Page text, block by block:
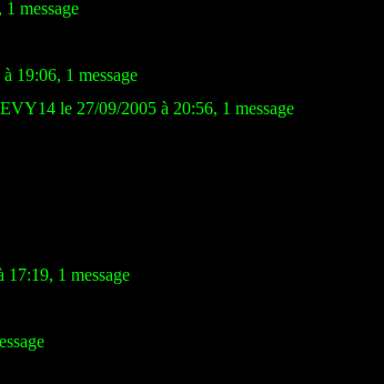
message
19:06, 1 message
le 27/09/2005 à 20:56, 1 message
17:19, 1 message